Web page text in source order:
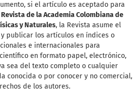
si el artículo es aceptado para
Revista de la Academia Colombiana de
y Naturales, la Revista asume el
publicar los artículos en índices o
e internacionales para
en formato papel, electrónico,
sea del texto completo o cualquier
conocida o por conocer y no comercial,
de los autores.